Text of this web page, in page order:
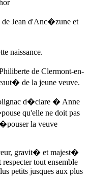
de Jean d'Anc�zune et
naissance.
de Clermont-en-
de la jeune veuve.
d�clare � Anne
qu'elle ne doit pas
la veuve
gravit� et majest�
tout ensemble
petits jusques aux plus